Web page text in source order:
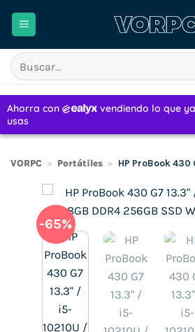
Buscar
por:
VORPC » Portátiles » HP ProBook 430
-65%